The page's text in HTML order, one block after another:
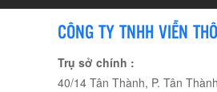
CÔNG TY TNHH VIỄN
Trụ sở chính :
40/14 Tân Thành, P. Tân